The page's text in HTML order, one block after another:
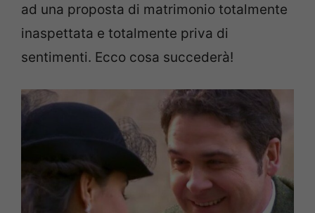
ad una proposta di matrimonio totalmente
inaspettata e totalmente priva di
sentimenti. Ecco cosa succederà!